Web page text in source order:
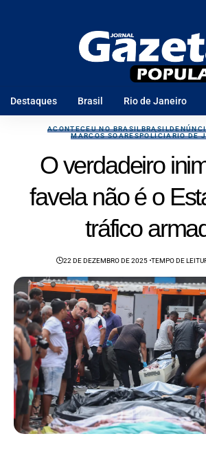
Destaques Brasil Rio de Janeiro
ACONTECEU NO BRASILBRASIL
MARCOS SOARESPOLÍCIARIO DE
O verdadeiro
favela não é o
tráfico
22 DE DEZEMBRO DE 2025 TEMPO DE